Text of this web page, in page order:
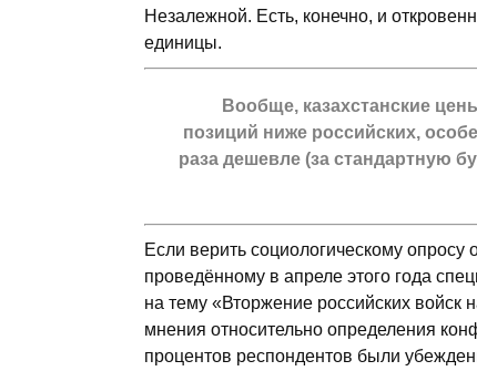
Незалежной. Есть, конечно, и
единицы.
Вообще, казахстанские
позиций ниже российских,
раза дешевле (за стандартную
Если верить социологическому
проведённому в апреле этого года
на тему «Вторжение российских
мнения относительно определения
процентов респондентов были